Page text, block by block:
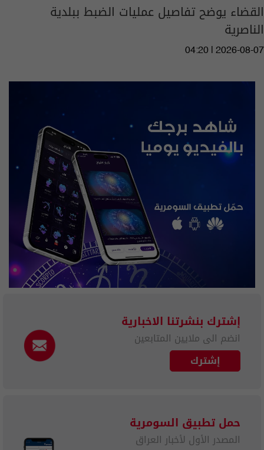
القضاء يوضح تفاصيل عمليات الضبط ببلدية
الناصرية
04:20 | 2026-08-07
إشترك بنشرتنا الاخبارية
انضم الى ملايين المتابعين
إشترك
حمل تطبيق السومرية
المصدر الأول لأخبار العراق